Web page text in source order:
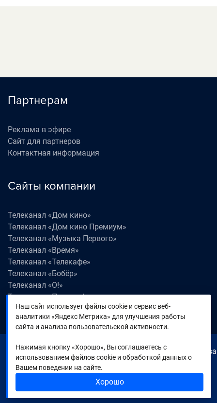
Партнерам
Реклама в эфире
Сайт для партнеров
Контактная информация
Сайты компании
Телеканал «Дом кино»
Телеканал «Дом кино Премиум»
Телеканал «Музыка Первого»
Телеканал «Время»
Телеканал «Телекафе»
Телеканал «Бобёр»
Телеканал «О!»
Телеканал «Поехали!»
Телеканал «Победа»
Телеканал «Лапки LIVE»
© 2000—2026. Редакция телеканала «Время». Все права
на любые материалы, опубликованные на сайте,
защищены. Любое использование материалов
возможно только с согласия Редакции телеканала.
Наш сайт использует файлы cookie и сервис веб-
аналитики «Яндекс Метрика» для улучшения работы
сайта и анализа пользовательской активности.
Нажимая кнопку «Хорошо», Вы соглашаетесь с
использованием файлов cookie и обработкой данных о
Вашем поведении на сайте.
Хорошо